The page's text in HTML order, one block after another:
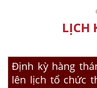
LỊCH
Định kỳ hàng
lên lịch tổ chức